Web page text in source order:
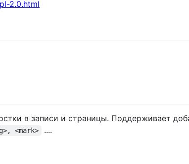
2.0.html
в записи и страницы. Поддерживает
<mark> ....